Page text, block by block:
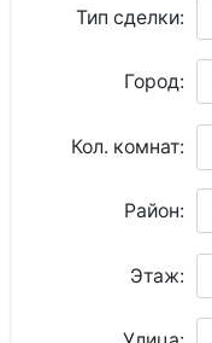
Тип сделки:
Город:
Кол. комнат:
Район:
Этаж: